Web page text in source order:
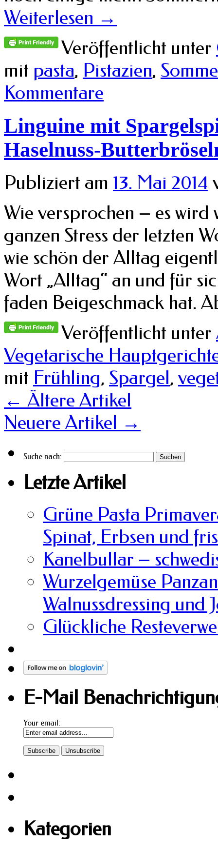
Weiterlesen →
Veröffentlicht unter
mit pasta, Pistazien,
Kommentare
Linguine mit
Haselnuss-
Publiziert am 13. Mai 2014
Wie versprochen – es
ganzen Stress der letzten
wie schön der Alltag
Wort „Alltag“ an und für
faden Beigeschmack hat.
Veröffentlicht unter
Vegetarische
mit Frühling, Spargel,
← Ältere Artikel
Neuere Artikel →
Suche nach:
Letzte Artikel
Grüne Pasta
Spinat, Erbsen und
Kanelbullar –
Wurzelgemüse
Walnussdressing und
Glückliche
E-Mail
Your email:
Kategorien